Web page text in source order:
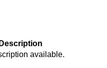
Description
available.